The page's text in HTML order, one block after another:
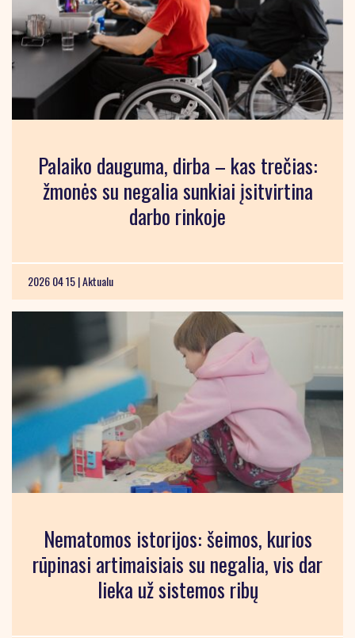
Palaiko dauguma, dirba – kas trečias:
žmonės su negalia sunkiai įsitvirtina
darbo rinkoje
2026 04 15 |Aktualu
Nematomos istorijos: šeimos, kurios
rūpinasi artimaisiais su negalia, vis dar
lieka už sistemos ribų